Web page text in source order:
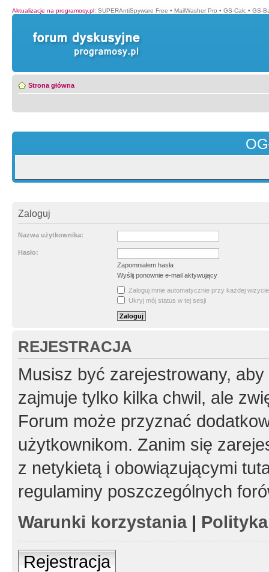
Aktualizacje na programosy.pl: SUPERAntiSpyware Free • MailWasher Pro • GS-Calc • GS-
Strona główna
Zaloguj
Nazwa użytkownika:
Hasło:
Zapomniałem hasła
Wyślij ponownie e-mail aktywujący
Zaloguj mnie automatycznie przy każdej wizycie
Ukryj mój status w tej sesji
REJESTRACJA
Musisz być zarejestrowany,
zajmuje tylko kilka chwil, ale
Forum może przyznać
użytkownikom. Zanim się
z netykietą i obowiązującymi
regulaminy poszczególnych
Warunki korzystania|
Rejestracja